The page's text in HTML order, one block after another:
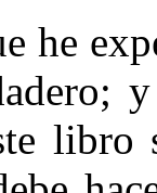
he
libro